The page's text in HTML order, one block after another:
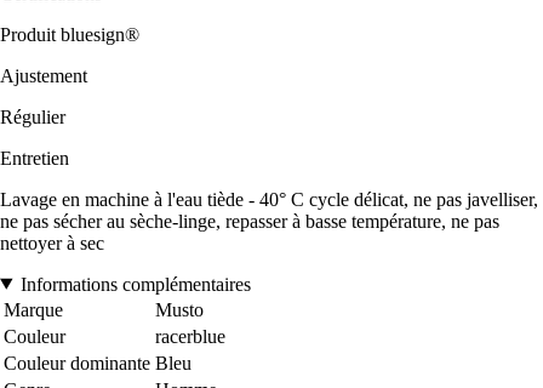
Produit bluesign®
Ajustement
Régulier
Entretien
Lavage en machine à l'eau tiède - 40° C cycle délicat, ne pas javelliser,
ne pas sécher au sèche-linge, repasser à basse température, ne pas
nettoyer à sec
Informations complémentaires
Marque
Musto
Couleur
racerblue
Couleur dominante Bleu